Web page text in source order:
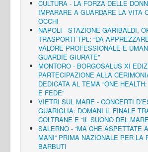
CULTURA - LA FORZA DELLE
IMPARARE A GUARDARE LA VITA
OCCHI
NAPOLI - STAZIONE GARIBALDI,
TRASPORTI TPL: “DA
VALORE PROFESSIONALE E
GUARDIE GIURATE”
MONTORO - BORGOSALUS XI
PARTECIPAZIONE ALLA
DEDICATA AL TEMA “ONE
E FEDE”
VIETRI SUL MARE - CONCERTI
GUARIGLIA: DOMANI IL FINALE
COLTRANE E “IL SUONO DEL
SALERNO - “MA CHE ASPETTATE
MANI” PRIMA NAZIONALE PER LA
BARBUTI